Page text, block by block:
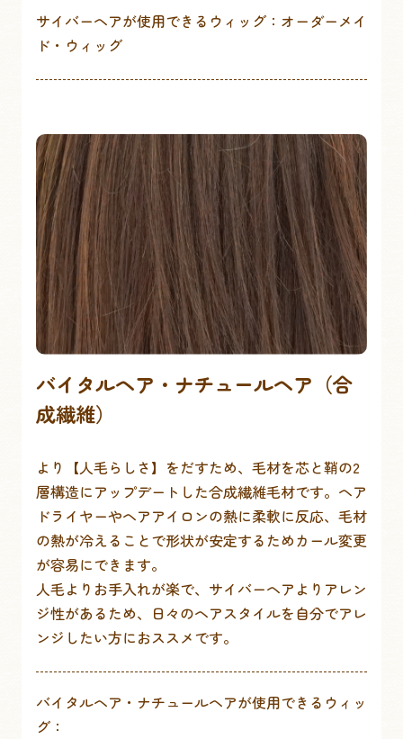
サイバーヘアが使用できるウィッグ：オーダーメイ
ド・ウィッグ
バイタルヘア・ナチュールヘア（合
成繊維）
より【人毛らしさ】をだすため、毛材を芯と鞘の2
層構造にアップデートした合成繊維毛材です。ヘア
ドライヤーやヘアアイロンの熱に柔軟に反応、毛材
の熱が冷えることで形状が安定するためカール変更
が容易にできます。
人毛よりお手入れが楽で、サイバーヘアよりアレン
ジ性があるため、日々のヘアスタイルを自分でアレ
ンジしたい方におススメです。
バイタルヘア・ナチュールヘアが使用できるウィッ
グ：